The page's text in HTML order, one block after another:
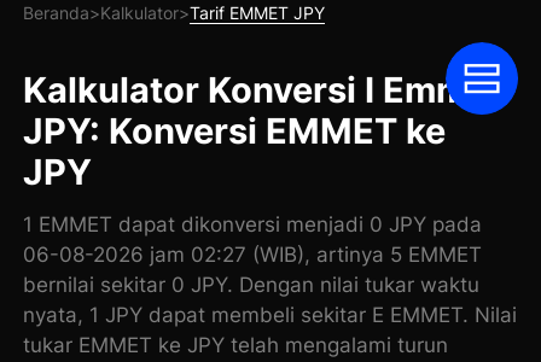
Beranda>Kalkulator>Tarif EMMET JPY
Kalkulator Konversi I Emmet
JPY: Konversi EMMET ke
JPY
1 EMMET dapat dikonversi menjadi 0 JPY pada
06-08-2026 jam 02:27 (WIB), artinya 5 EMMET
bernilai sekitar 0 JPY. Dengan nilai tukar waktu
nyata, 1 JPY dapat membeli sekitar E EMMET. Nilai
tukar EMMET ke JPY telah mengalami turun